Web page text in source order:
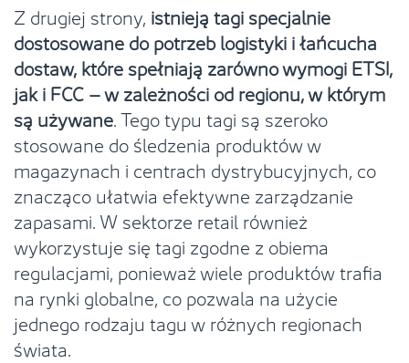
Z drugiej strony, istnieją tagi specjalnie
dostosowane do potrzeb logistyki i łańcucha
dostaw, które spełniają zarówno wymogi ETSI,
jak i FCC – w zależności od regionu, w którym
są używane. Tego typu tagi są szeroko
stosowane do śledzenia produktów w
magazynach i centrach dystrybucyjnych, co
znacząco ułatwia efektywne zarządzanie
zapasami. W sektorze retail również
wykorzystuje się tagi zgodne z obiema
regulacjami, ponieważ wiele produktów trafia
na rynki globalne, co pozwala na użycie
jednego rodzaju tagu w różnych regionach
świata.